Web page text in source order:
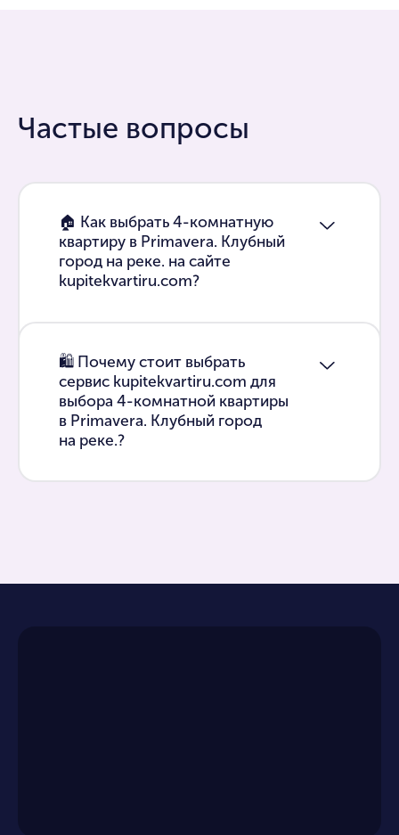
Частые вопросы
🏠 Как выбрать 4-комнатную
квартиру в Primavera. Клубный
город на реке. на сайте
kupitekvartiru.com?
🛍 Почему стоит выбрать
сервис kupitekvartiru.com для
выбора 4-комнатной квартиры
в Primavera. Клубный город
на реке.?